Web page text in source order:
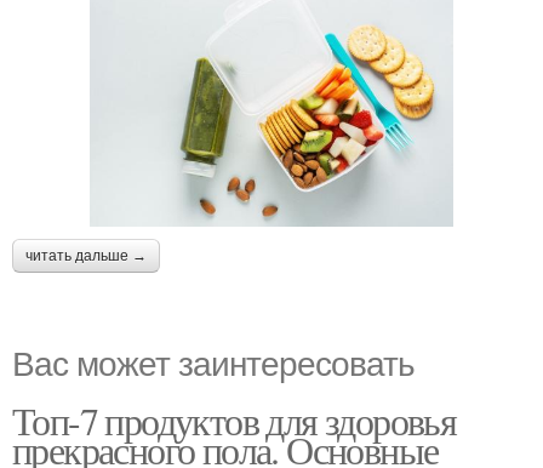
читать дальше →
Вас может заинтересовать
Топ-7 продуктов для здоровья
прекрасного пола. Основные